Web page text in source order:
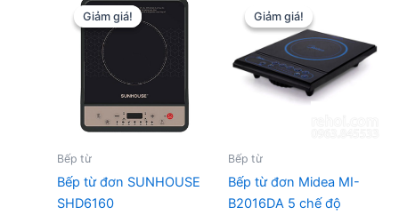
Giảm giá!
Giảm giá!
Bếp từ
Bếp từ đơn SUNHOUSE
SHD6160
Giảm giá!
Giảm giá!
Bếp từ
Bếp từ đơn Midea MI-
B2016DA 5 chế độ